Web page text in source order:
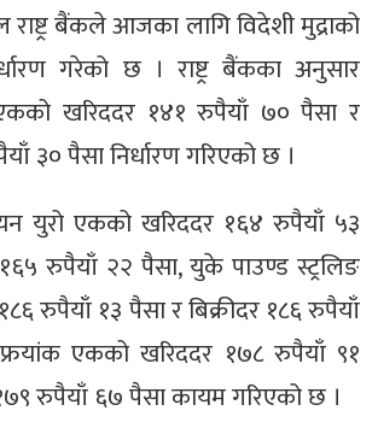
राष्ट्र बैंकले आजका लागि विदेशी मुद्राको
गरेको छ । राष्ट्र बैंकका अनुसार
खरिददर १४१ रुपैयाँ ७० पैसा र
३० पैसा निर्धारण गरिएको छ ।
युरो एकको खरिददर १६४ रुपैयाँ ५३
रुपैयाँ २२ पैसा, युके पाउण्ड स्ट्रलिङ
रुपैयाँ १३ पैसा र बिक्रीदर १८६ रुपैयाँ
एकको खरिददर १७८ रुपैयाँ ९१
रुपैयाँ ६७ पैसा कायम गरिएको छ ।